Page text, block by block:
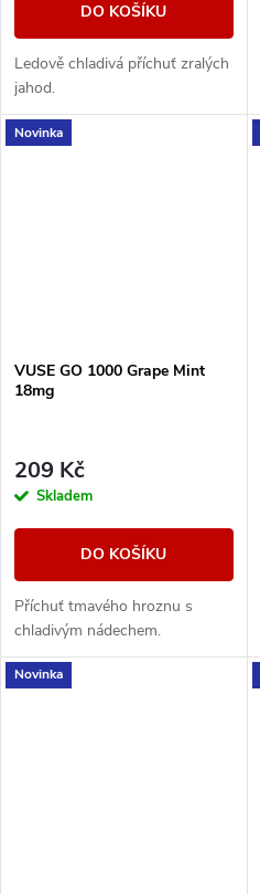
DO KOŠÍKU
Ledově chladivá příchuť zralých
jahod.
Novinka
VUSE GO 1000 Grape Mint
18mg
209 Kč
Skladem
DO KOŠÍKU
Příchuť tmavého hroznu s
chladivým nádechem.
Novinka